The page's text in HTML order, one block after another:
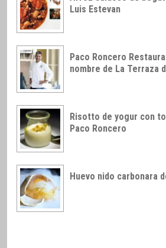
Luis Estevan
Paco Roncero
nombre de La Terraza
Risotto de yogur con
Paco Roncero
Huevo nido carbonara